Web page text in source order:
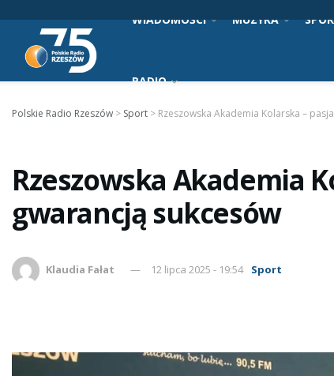
WIADOMOŚCI MUZYKA
RADIO
Polskie Radio Rzeszów > Sport > Rzeszowska Akademia Kolarska –
Rzeszowska Akademia
gwarancją sukcesów
Klaudia Fałat 12 lipca 2025 - 19:54 Sport